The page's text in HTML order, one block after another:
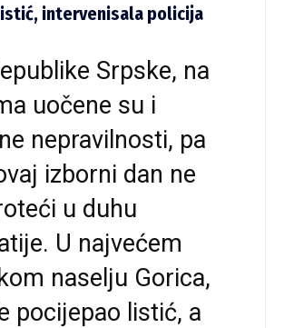
intervenisala policija
Srpske, na
uočene su i
nepravilnosti, pa
izborni dan ne
u duhu
U najvećem
naselju Gorica,
pocijepao listić, a